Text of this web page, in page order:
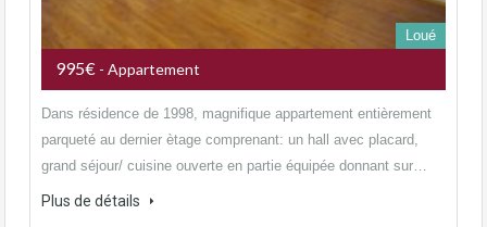
Loué
995€ - Appartement
Dans résidence de 1998, magnifique appartement entièrement
parqueté au dernier ètage comprenant: un hall avec placard,
grand séjour/ cuisine ouverte en partie équipée donnant sur…
Plus de détails